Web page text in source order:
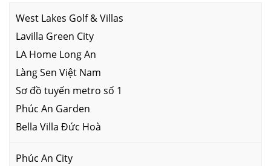
West Lakes Golf & Villas
Lavilla Green City
LA Home Long An
Làng Sen Việt Nam
Sơ đồ tuyến metro số 1
Phúc An Garden
Bella Villa Đức Hoà
Phúc An City